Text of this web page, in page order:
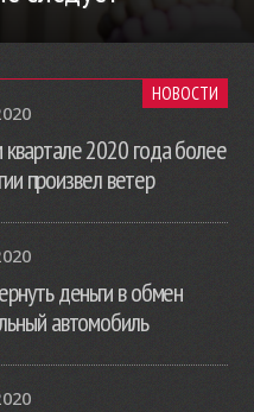
НОВОСТИ
2020 года более
произвел ветер
деньги в обмен
автомобиль